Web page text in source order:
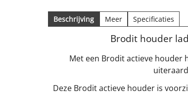
Beschrijving Meer Specificaties
Brodit houder
Met een Brodit actieve houder
Deze Brodit actieve houder is